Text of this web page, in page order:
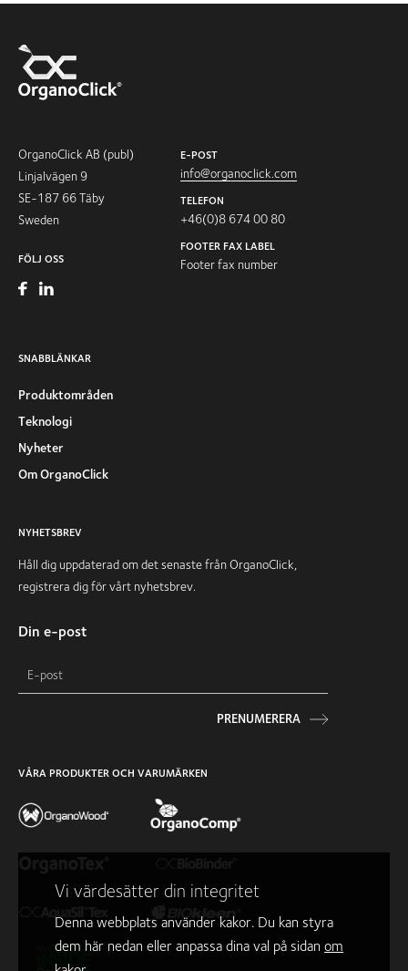
OrganoClick AB (publ)
Linjalvägen 9
SE-187 66 Täby
Sweden
FÖLJ OSS
E-POST
info@organoclick.com
TELEFON
+46(0)8 674 00 80
FOOTER FAX LABEL
Footer fax number
SNABBLÄNKAR
Produktområden
Teknologi
Nyheter
Om OrganoClick
NYHETSBREV
Håll dig uppdaterad om det senaste från OrganoClick,
registrera dig för vårt nyhetsbrev.
Din e-post
PRENUMERERA
VÅRA PRODUKTER OCH VARUMÄRKEN
Vi värdesätter din integritet
Denna webbplats använder kakor. Du kan styra
dem här nedan eller anpassa dina val på sidan om